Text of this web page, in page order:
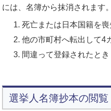
には、名簿から抹消されます。
死亡または日本国籍を喪
他の市町村へ転出して4
間違って登録されたとき
選挙人名簿抄本の閲覧